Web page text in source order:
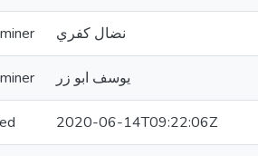
نضال كفري
يوسف ابو زر
2020-06-14T09:22:06Z